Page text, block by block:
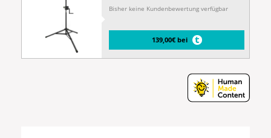
Bisher keine Kundenbewertung verfügbar
139,00€ bei